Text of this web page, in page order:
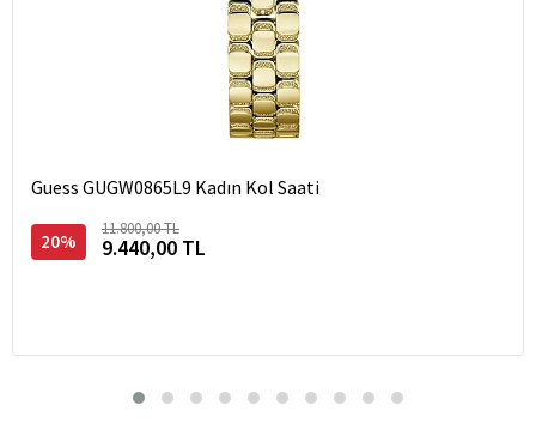
Guess GUGW0865L9 Kadın Kol Saati
20%
11.800,00 TL
9.440,00 TL